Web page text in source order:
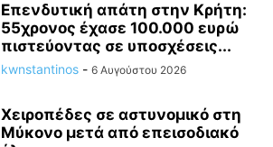
Επενδυτική απάτη στην Κρήτη:
55χρονος έχασε 100.000 ευρώ
πιστεύοντας σε υποσχέσεις...
kwnstantinos - 6 Αυγούστου 2026
Χειροπέδες σε αστυνομικό στη
Μύκονο μετά από επεισοδιακό